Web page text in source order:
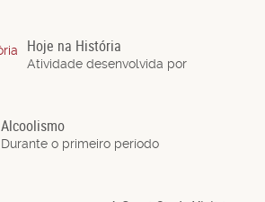
Hoje na História
Atividade desenvolvida por
Alcoolismo
Durante o primeiro período